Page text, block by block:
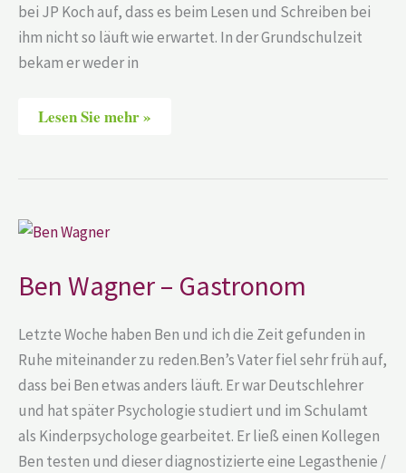
bei JP Koch auf, dass es beim Lesen und Schreiben bei
ihm nicht so läuft wie erwartet. In der Grundschulzeit
bekam er weder in
Lesen Sie mehr »
Ben Wagner – Gastronom
Letzte Woche haben Ben und ich die Zeit gefunden in
Ruhe miteinander zu reden.Ben’s Vater fiel sehr früh auf,
dass bei Ben etwas anders läuft. Er war Deutschlehrer
und hat später Psychologie studiert und im Schulamt
als Kinderpsychologe gearbeitet. Er ließ einen Kollegen
Ben testen und dieser diagnostizierte eine Legasthenie /
Ben
Wagner